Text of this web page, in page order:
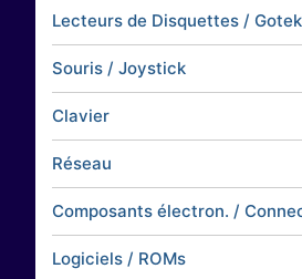
Lecteurs de Disquettes / Gotek
Souris / Joystick
Clavier
Réseau
Composants électron. /
Logiciels / ROMs